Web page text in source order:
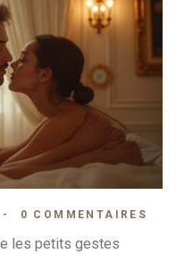
0 COMMENTAIRES
les petits gestes